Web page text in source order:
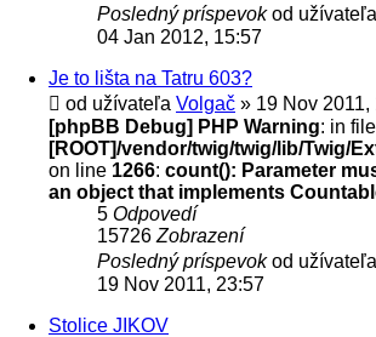
Posledný príspevokod užívateľa
04 Jan 2012, 15:57
Je to lišta na Tatru 603?
od užívateľa Volgač » 19 Nov 2011,
[phpBB Debug] PHP Warning: in file
[ROOT]/vendor/twig/twig/lib/Twig/
on line 1266: count(): Parameter
an object that implements
5 Odpovedí
15726 Zobrazení
Posledný príspevokod užívateľa
19 Nov 2011, 23:57
Stolice JIKOV